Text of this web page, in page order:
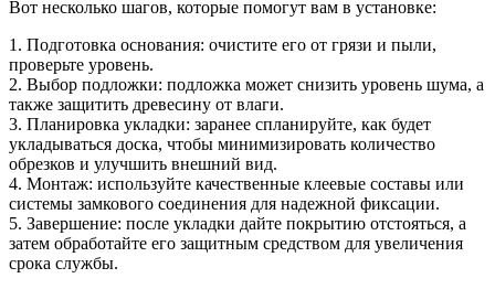
Вот несколько шагов, которые помогут вам в установке:
1. Подготовка основания: очистите его от грязи и пыли,
проверьте уровень.
2. Выбор подложки: подложка может снизить уровень шума, а
также защитить древесину от влаги.
3. Планировка укладки: заранее спланируйте, как будет
укладываться доска, чтобы минимизировать количество
обрезков и улучшить внешний вид.
4. Монтаж: используйте качественные клеевые составы или
системы замкового соединения для надежной фиксации.
5. Завершение: после укладки дайте покрытию отстояться, а
затем обработайте его защитным средством для увеличения
срока службы.